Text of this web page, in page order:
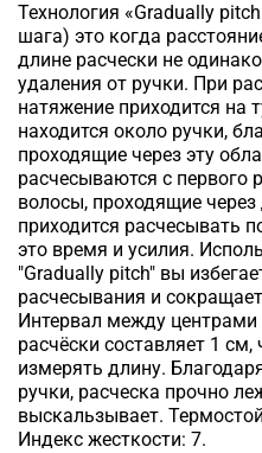
Технология «Gradually
шага) это когда
длине расчески не
удаления от ручки. При
натяжение приходится на
находится около ручки,
проходящие через эту
расчесываются с первого
волосы, проходящие
приходится расчесывать
это время и усилия.
"Gradually pitch" вы
расчесывания и
Интервал между
расчёски составляет 1 см,
измерять длину.
ручки, расческа прочно
выскальзывает.
Индекс жесткости: 7.